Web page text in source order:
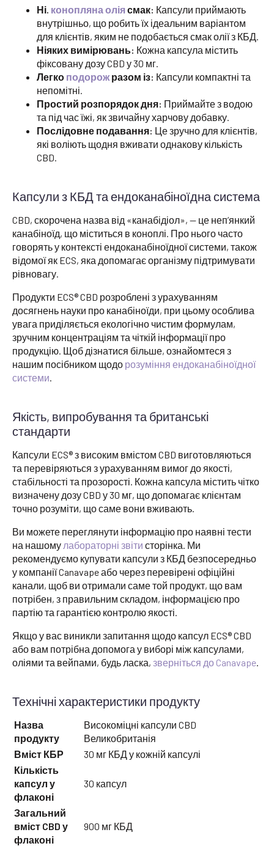
Ні. конопляна оліясмак: Капсули приймають
внутрішньо, що робить їх ідеальним варіантом
для клієнтів, яким не подобається смак олії з КБД.
Ніяких вимірювань: Кожна капсула містить
фіксовану дозу CBD у 30 мг.
Легко подорож разом із: Капсули компактні та
непомітні.
Простий розпорядок дня: Приймайте з водою
та під час їжі, як звичайну харчову добавку.
Послідовне подавання: Це зручно для клієнтів,
які воліють щодня вживати однакову кількість
CBD.
Капсули з КБД та ендоканабіноїдна система
CBD, скорочена назва від «канабідіол», — це неп’янкий
канабіноїд, що міститься в коноплі. Про нього часто
говорять у контексті ендоканабіноїдної системи, також
відомої як ECS, яка допомагає організму підтримувати
рівновагу.
Продукти ECS® CBD розроблені з урахуванням
досягнень науки про канабіноїди, при цьому особлива
увага приділяється екологічно чистим формулам,
зручним концентраціям та чіткій інформації про
продукцію. Щоб дізнатися більше, ознайомтеся з
нашим посібником щодо розуміння ендоканабіноїдної
системи.
Якість, випробування та британські
стандарти
Капсули ECS® з високим вмістом CBD виготовляються
та перевіряються з урахуванням вимог до якості,
стабільності та прозорості. Кожна капсула містить чітко
визначену дозу CBD у 30 мг, що допомагає клієнтам
точно розуміти, що саме вони вживають.
Ви можете переглянути інформацію про наявні тести
на нашому лабораторні звіти сторінка. Ми
рекомендуємо купувати капсули з КБД безпосередньо
у компанії Canavape або через перевірені офіційні
канали, щоб ви отримали саме той продукт, що вам
потрібен, з правильним складом, інформацією про
партію та гарантією контролю якості.
Якщо у вас виникли запитання щодо капсул ECS® CBD
або вам потрібна допомога у виборі між капсулами,
оліями та вейпами, будь ласка, зверніться до Canavape.
Технічні характеристики продукту
Назва
продукту
Високоміцні капсули CBD
Великобританія
Вміст КБР
30 мг КБД у кожній капсулі
Кількість
капсул у
флаконі
30 капсул
Загальний
вміст CBD у
флаконі
900 мг КБД